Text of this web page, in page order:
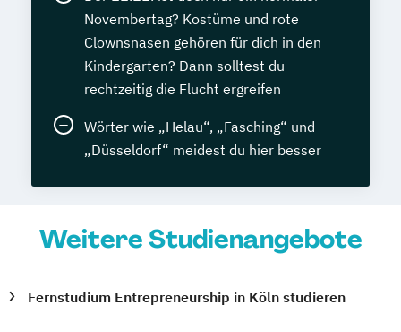
Novembertag? Kostüme und rote
Clownsnasen gehören für dich in den
Kindergarten? Dann solltest du
rechtzeitig die Flucht ergreifen
Wörter wie „Helau“, „Fasching“ und
„Düsseldorf“ meidest du hier besser
Weitere Studienangebote
Fernstudium Entrepreneurship in Köln studieren